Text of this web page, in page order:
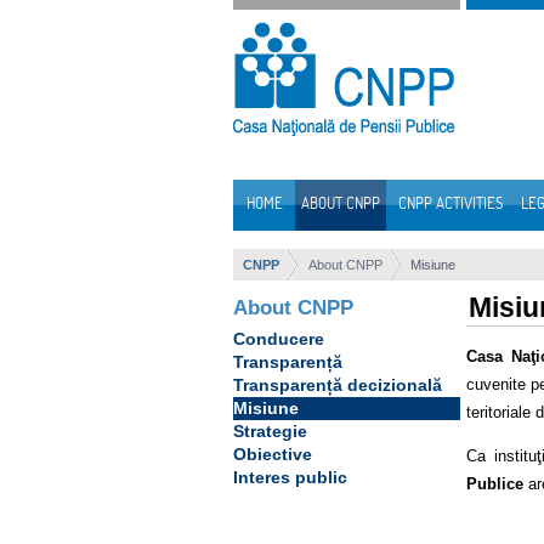
Skip to Content
HOME ABOUT CNPP CNPP ACTIVITIES
CNPP About CNPP Misiune
About CNPP
Conducere
Transparență
Transparență decizională
Misiune
Strategie
Obiective
Interes public
Casa
cuvenite
teritoriale
Ca
Publice